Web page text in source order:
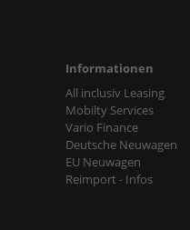
Informationen
All inclusiv Leasing
Mobilty Services
Vario Finance
Deutsche Neuwagen
EU Neuwagen
Reimport - Infos